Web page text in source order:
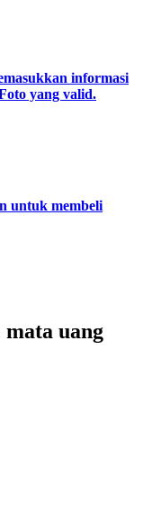
informasi
yang valid.
untuk membeli
uang